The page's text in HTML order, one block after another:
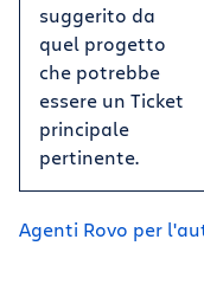
suggerito da
quel progetto
che potrebbe
essere un Ticket
principale
pertinente.
Agenti Rovo per